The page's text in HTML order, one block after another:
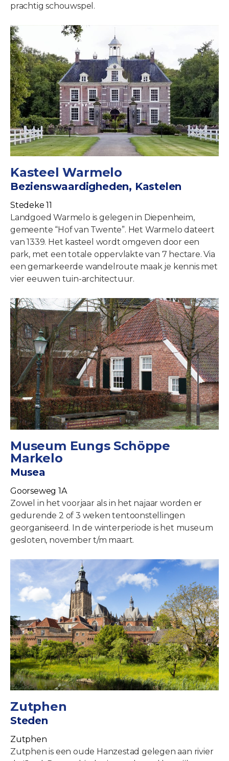
prachtig schouwspel.
Kasteel Warmelo
Bezienswaardigheden, Kastelen
Stedeke 11
Landgoed Warmelo is gelegen in Diepenheim,
gemeente “Hof van Twente”. Het Warmelo dateert
van 1339. Het kasteel wordt omgeven door een
park, met een totale oppervlakte van 7 hectare. Via
een gemarkeerde wandelroute maak je kennis met
vier eeuwen tuin-architectuur.
Museum Eungs Schöppe
Markelo
Musea
Goorseweg 1A
Zowel in het voorjaar als in het najaar worden er
gedurende 2 of 3 weken tentoonstellingen
georganiseerd. In de winterperiode is het museum
gesloten, november t/m maart.
Zutphen
Steden
Zutphen
Zutphen is een oude Hanzestad gelegen aan rivier